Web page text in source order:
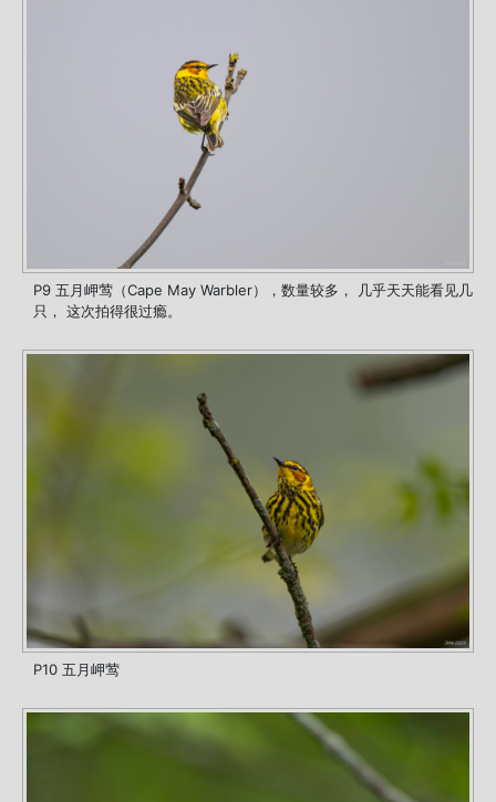
P9 五月岬莺（Cape May Warbler），数量较多， 几乎天天能看见几
只， 这次拍得很过瘾。
P10 五月岬莺